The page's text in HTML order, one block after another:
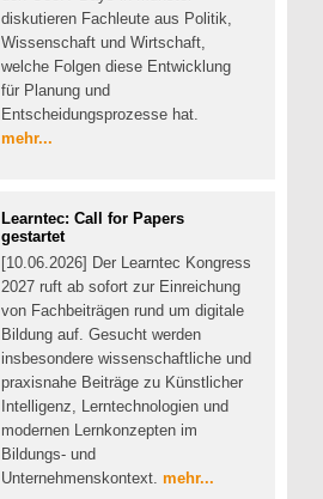
diskutieren Fachleute aus Politik,
Wissenschaft und Wirtschaft,
welche Folgen diese Entwicklung
für Planung und
Entscheidungsprozesse hat.
mehr...
Learntec: Call for Papers
gestartet
[10.06.2026] Der Learntec Kongress
2027 ruft ab sofort zur Einreichung
von Fachbeiträgen rund um digitale
Bildung auf. Gesucht werden
insbesondere wissenschaftliche und
praxisnahe Beiträge zu Künstlicher
Intelligenz, Lerntechnologien und
modernen Lernkonzepten im
Bildungs- und
Unternehmenskontext. mehr...